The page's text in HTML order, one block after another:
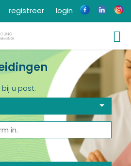
login
registreer
u past.